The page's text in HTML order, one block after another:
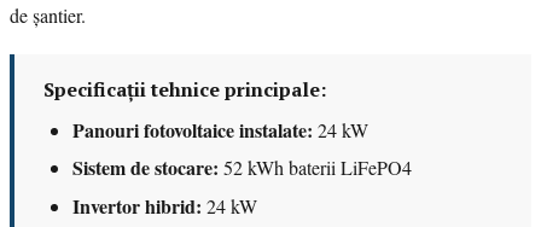
de șantier.
Specificații tehnice principale:
Panouri fotovoltaice instalate: 24 kW
Sistem de stocare: 52 kWh baterii LiFePO4
Invertor hibrid: 24 kW